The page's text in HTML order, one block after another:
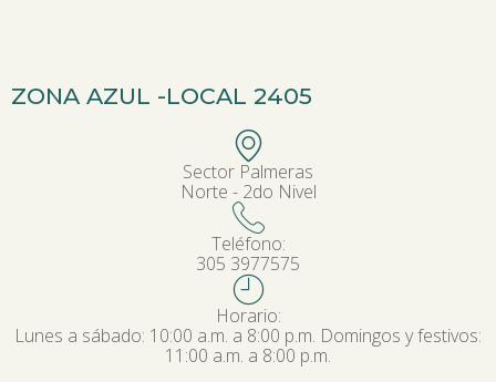
ZONA AZUL -LOCAL 2405
Sector Palmeras
Norte - 2do Nivel
Teléfono:
305 3977575
Horario:
Lunes a sábado: 10:00 a.m. a 8:00 p.m. Domingos y festivos:
11:00 a.m. a 8:00 p.m.